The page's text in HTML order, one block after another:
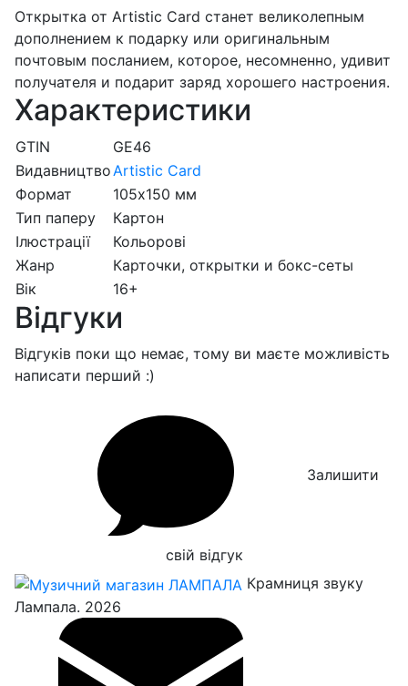
Открытка от Artistic Card станет великолепным
дополнением к подарку или оригинальным
почтовым посланием, которое, несомненно, удивит
получателя и подарит заряд хорошего настроения.
Характеристики
GTIN
GE46
ВидавництвоArtistic Card
Формат
105х150 мм
Тип паперу
Картон
Ілюстрації
Кольорові
Жанр
Карточки, открытки и бокс-сеты
Вік
16+
Відгуки
Відгуків поки що немає, тому ви маєте можливість
написати перший :)
Залишити
свій відгук
Крамниця звуку
Лампала. 2026